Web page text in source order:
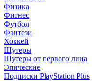
Физика
Фитнес
Футбол
Фэнтези
Хоккей
Шутеры
Шутеры от первого лица
Эпические
Подписки PlayStation Plus